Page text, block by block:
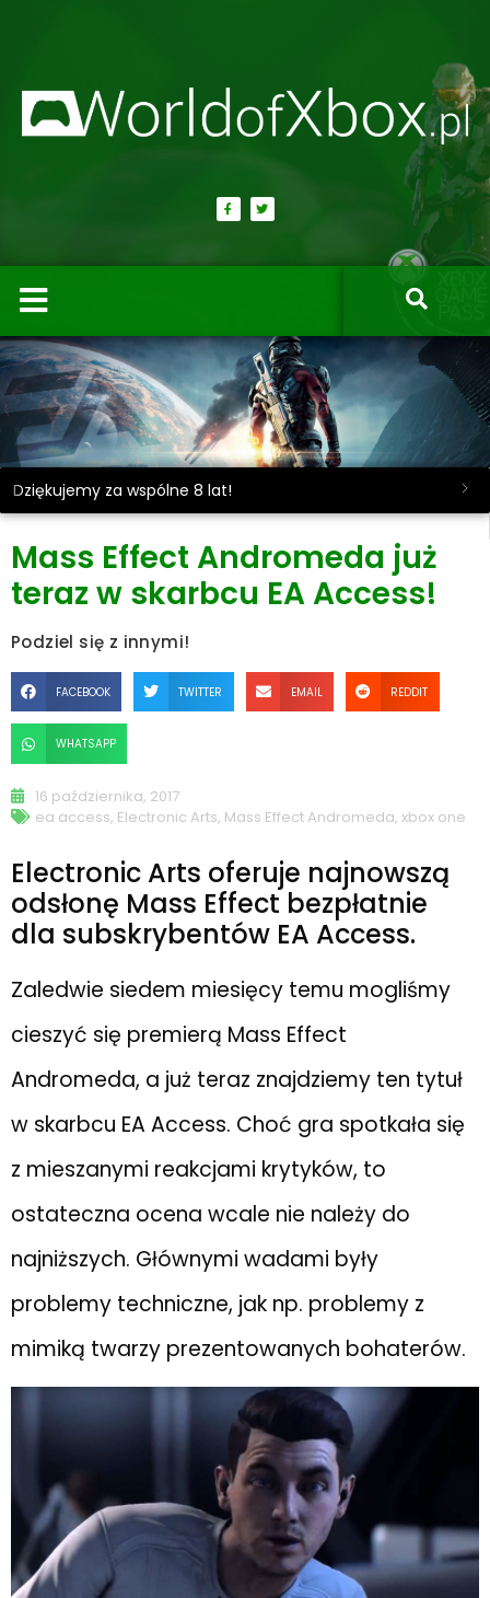
Dziękujemy za wspólne 8 lat!
Mass Effect Andromeda już
teraz w skarbcu EA Access!
Podziel się z innymi!
FACEBOOK TWITTER EMAIL REDDIT
WHATSAPP
16 października, 2017
ea access, Electronic Arts, Mass Effect Andromeda, xbox one
Electronic Arts oferuje najnowszą
odsłonę Mass Effect bezpłatnie
dla subskrybentów EA Access.
Zaledwie siedem miesięcy temu mogliśmy
cieszyć się premierą Mass Effect
Andromeda, a już teraz znajdziemy ten tytuł
w skarbcu EA Access. Choć gra spotkała się
z mieszanymi reakcjami krytyków, to
ostateczna ocena wcale nie należy do
najniższych. Głównymi wadami były
problemy techniczne, jak np. problemy z
mimiką twarzy prezentowanych bohaterów.